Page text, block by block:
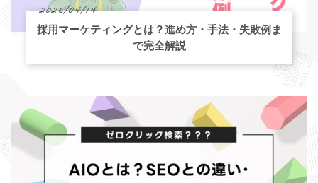
2026/04/14
採用マーケティングとは？進め方・手法・失敗例ま
で完全解説